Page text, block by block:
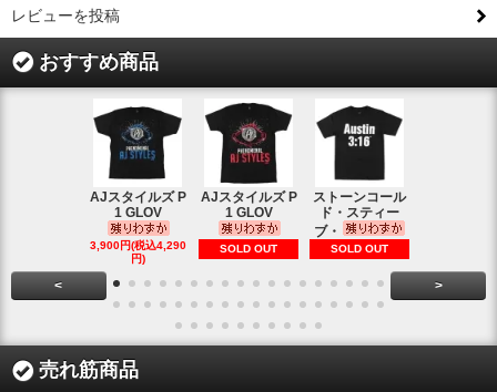
レビューを投稿
おすすめ商品
AJスタイルズ P
1 GLOV
3,900円(税込4,290
円)
AJスタイルズ P
1 GLOV
SOLD OUT
ストーンコール
ド・スティー
ブ・
SOLD OUT
< >
売れ筋商品